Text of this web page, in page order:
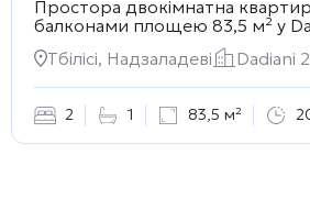
Простора двокімнатна
балконами площею 83,5 м² у
Тбілісі, Надзаладеві
Dadiani
2 1 83,5 м²